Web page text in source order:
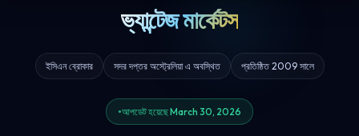
ভ্যান্টেজ মার্কেটস
ইসিএন ব্রোকার সদর দপ্তর অস্ট্রেলিয়া এ অবস্থিত প্রতিষ্ঠিত 2009 সালে
আপডেট হয়েছে March 30, 2026